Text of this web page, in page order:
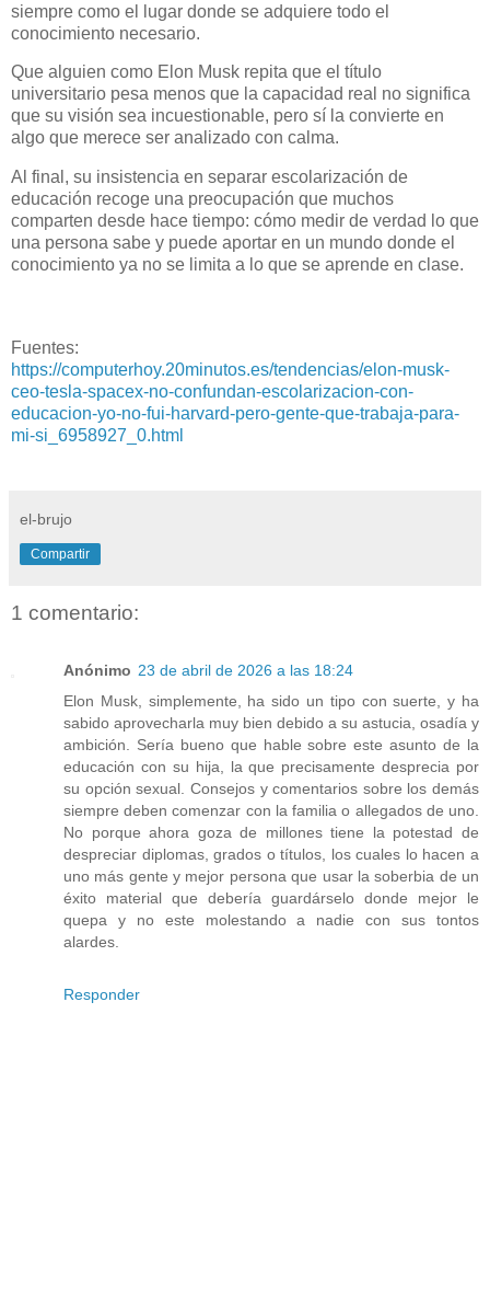
siempre como el lugar donde se adquiere todo el
conocimiento necesario.
Que alguien como Elon Musk repita que el título
universitario pesa menos que la capacidad real no significa
que su visión sea incuestionable, pero sí la convierte en
algo que merece ser analizado con calma.
Al final, su insistencia en separar escolarización de
educación recoge una preocupación que muchos
comparten desde hace tiempo: cómo medir de verdad lo que
una persona sabe y puede aportar en un mundo donde el
conocimiento ya no se limita a lo que se aprende en clase.
Fuentes:
https://computerhoy.20minutos.es/tendencias/elon-musk-
ceo-tesla-spacex-no-confundan-escolarizacion-con-
educacion-yo-no-fui-harvard-pero-gente-que-trabaja-para-
mi-si_6958927_0.html
el-brujo
Compartir
1 comentario:
Anónimo 23 de abril de 2026 a las 18:24
Elon Musk, simplemente, ha sido un tipo con suerte, y ha
sabido aprovecharla muy bien debido a su astucia, osadía y
ambición. Sería bueno que hable sobre este asunto de la
educación con su hija, la que precisamente desprecia por
su opción sexual. Consejos y comentarios sobre los demás
siempre deben comenzar con la familia o allegados de uno.
No porque ahora goza de millones tiene la potestad de
despreciar diplomas, grados o títulos, los cuales lo hacen a
uno más gente y mejor persona que usar la soberbia de un
éxito material que debería guardárselo donde mejor le
quepa y no este molestando a nadie con sus tontos
alardes.
Responder